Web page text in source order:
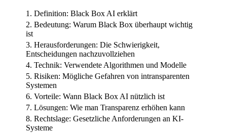
1. Definition: Black Box AI erklärt
2. Bedeutung: Warum Black Box überhaupt wichtig
ist
3. Herausforderungen: Die Schwierigkeit,
Entscheidungen nachzuvollziehen
4. Technik: Verwendete Algorithmen und Modelle
5. Risiken: Mögliche Gefahren von intransparenten
Systemen
6. Vorteile: Wann Black Box AI nützlich ist
7. Lösungen: Wie man Transparenz erhöhen kann
8. Rechtslage: Gesetzliche Anforderungen an KI-
Systeme